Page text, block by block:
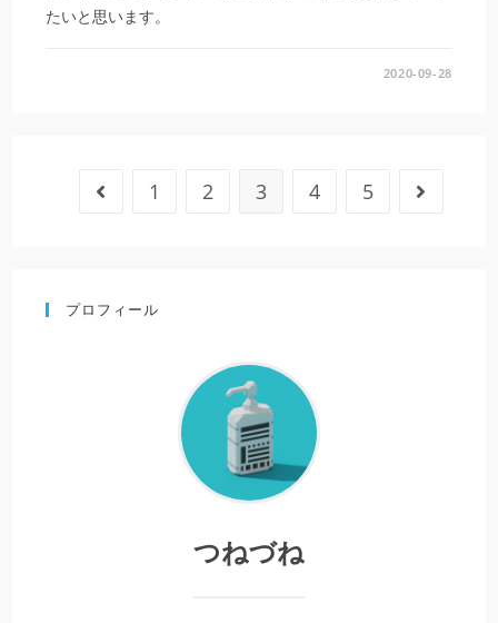
たいと思います。
2020-09-28
前のページヘ
1 2 3 4 5 次のペー
プロフィール
つねづね